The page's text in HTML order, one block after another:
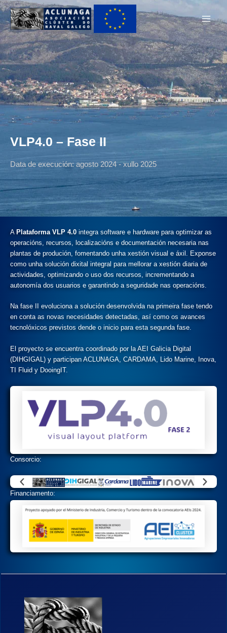
Ir
ao
contido
VLP4.0 – Fase II
Data de execución: agosto 2024 - xullo 2025
A Plataforma VLP 4.0 integra software e hardware para optimizar as
operacións, recursos, localizacións e documentación necesaria nas
plantas de produción, fomentando unha xestión visual e áxil. Exponse
como unha solución dixital integral para mellorar a xestión diaria de
actividades, optimizando o uso dos recursos, incrementando a
autonomía dos usuarios e garantindo a seguridade nas operacións.
Na fase II evoluciona a solución desenvolvida na primeira fase tendo
en conta as novas necesidades detectadas, así como os avances
tecnolóxicos previstos dende o inicio para esta segunda fase.
El proyecto se encuentra coordinado por la AEI Galicia Digital
(DIHGIGAL) y participan ACLUNAGA, CARDAMA, Lido Marine, Inova,
TI Fluid y DooingIT.
Consorcio:
Financiamento: